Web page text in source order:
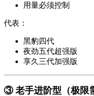
用量必须控制
代表：
黑豹四代
夜劲五代超强版
享久三代加强版
③ 老手进阶型（极限